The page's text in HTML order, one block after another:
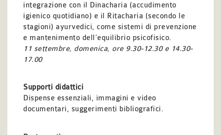
integrazione con il Dinacharia (accudimento
igienico quotidiano) e il Ritacharia (secondo le
stagioni) ayurvedici, come sistemi di prevenzione
e mantenimento dell’equilibrio psicofisico.
11 settembre, domenica, ore 9.30-12.30 e 14.30-
17.00
Supporti didattici
Dispense essenziali, immagini e video
documentari, suggerimenti bibliografici.